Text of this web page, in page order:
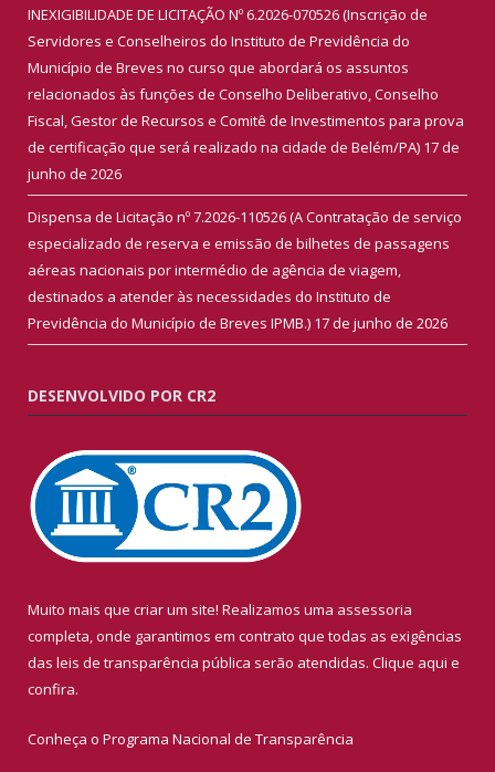
INEXIGIBILIDADE DE LICITAÇÃO Nº 6.2026-070526 (Inscrição de
Servidores e Conselheiros do Instituto de Previdência do
Município de Breves no curso que abordará os assuntos
relacionados às funções de Conselho Deliberativo, Conselho
Fiscal, Gestor de Recursos e Comitê de Investimentos para prova
de certificação que será realizado na cidade de Belém/PA) 17 de
junho de 2026
Dispensa de Licitação nº 7.2026-110526 (A Contratação de serviço
especializado de reserva e emissão de bilhetes de passagens
aéreas nacionais por intermédio de agência de viagem,
destinados a atender às necessidades do Instituto de
Previdência do Município de Breves IPMB.) 17 de junho de 2026
DESENVOLVIDO POR CR2
Muito mais que criar um site! Realizamos uma assessoria
completa, onde garantimos em contrato que todas as exigências
das leis de transparência pública serão atendidas. Clique aqui e
confira.
Conheça o Programa Nacional de Transparência